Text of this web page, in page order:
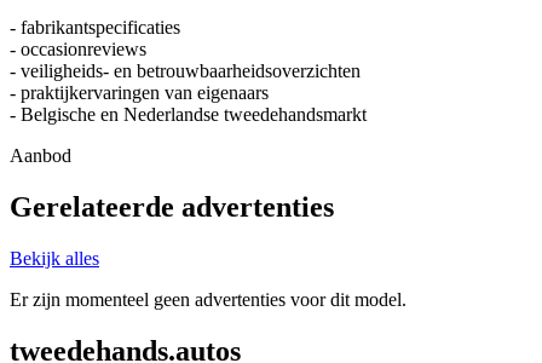
- fabrikantspecificaties
- occasionreviews
- veiligheids- en betrouwbaarheidsoverzichten
- praktijkervaringen van eigenaars
- Belgische en Nederlandse tweedehandsmarkt
Aanbod
Gerelateerde advertenties
Bekijk alles
Er zijn momenteel geen advertenties voor dit model.
tweedehands.autos